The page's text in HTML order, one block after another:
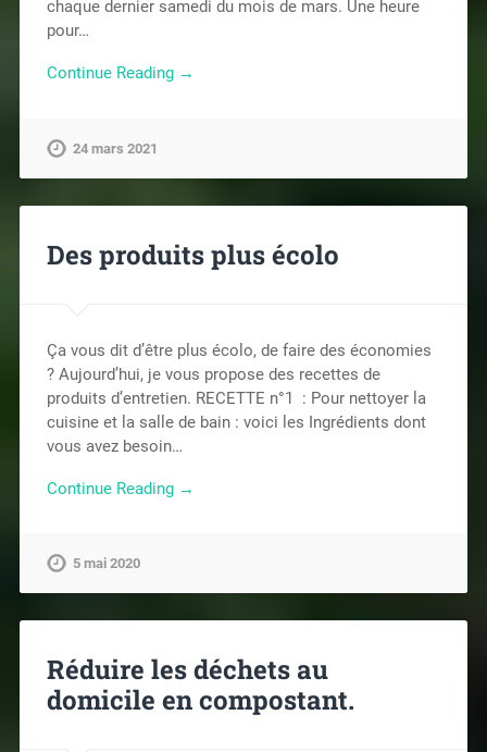
chaque dernier samedi du mois de mars. Une heure
pour…
Continue Reading →
24 mars 2021
Des produits plus écolo
Ça vous dit d’être plus écolo, de faire des économies
? Aujourd’hui, je vous propose des recettes de
produits d’entretien. RECETTE n°1 : Pour nettoyer la
cuisine et la salle de bain : voici les Ingrédients dont
vous avez besoin…
Continue Reading →
5 mai 2020
Réduire les déchets au
domicile en compostant.